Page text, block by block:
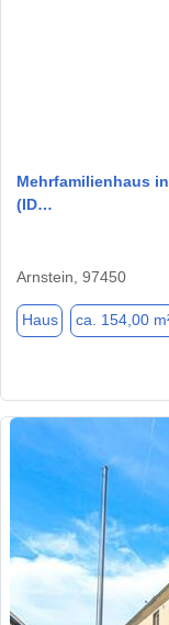
Mehrfamilienhaus
(ID…
Arnstein, 97450
Haus ca. 154,00